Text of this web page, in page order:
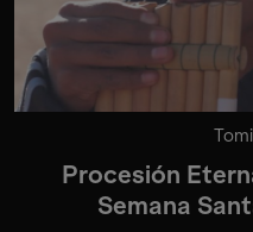
Procesión
Semana